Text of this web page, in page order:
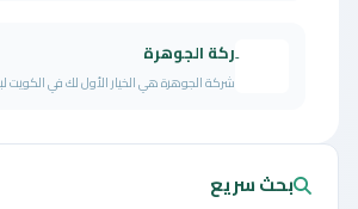
شركة الجوهرة هي الخيار الأول لك في الكويت لبيع وشراء المنتجا...
سريع